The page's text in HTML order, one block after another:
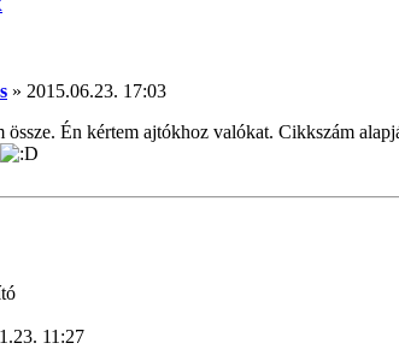
» 2015.06.23. 17:03
Én kértem ajtókhoz valókat. Cikkszám
11:27